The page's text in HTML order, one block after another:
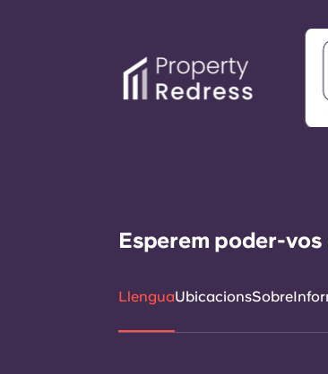
Esperem poder-
LlenguaUbicacionsSobre